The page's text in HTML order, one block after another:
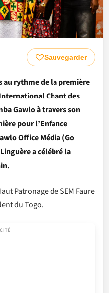
Sauvegarder
au rythme de la première
Chant des
Gawlo à travers son
pour l’Enfance
Office Média (Go
a célébré la
Patronage de SEM Faure
du Togo.